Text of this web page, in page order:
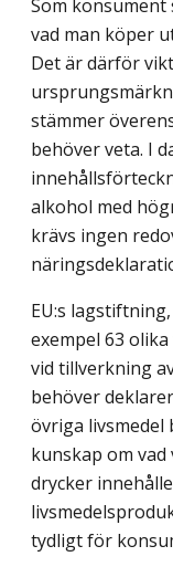
Som
vad man köper
Det är därför
stämmer
behöver veta. I
alkohol med
krävs ingen
EU:s
exempel 63
vid tillverkning
behöver
övriga
kunskap om
drycker
tydligt för